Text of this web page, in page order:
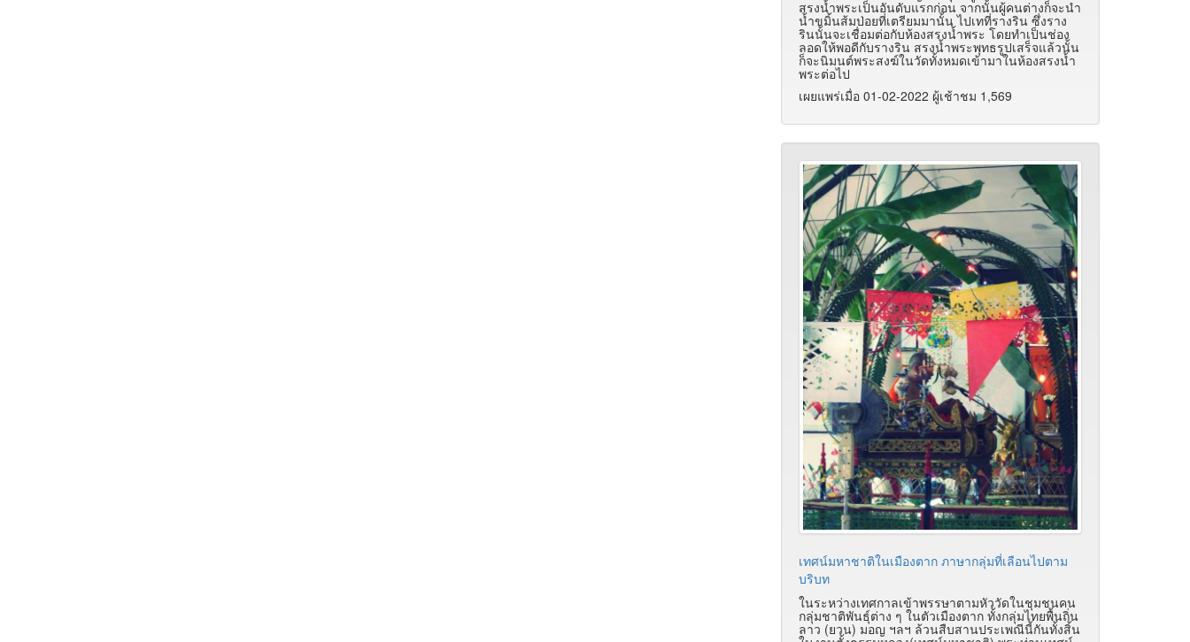
สรงน้ำพระเป็นอันดับแรกก่อน จากนั้นผู้คนต่างก็จะนำ
น้ำขมิ้นส้มป่อยที่เตรียมมานั้น ไปเทที่รางริน ซึ่งราง
รินนั้นจะเชื่อมต่อกับห้องสรงน้ำพระ โดยทำเป็นช่อง
ลอดให้พอดีกับรางริน สรงน้ำพระพุทธรูปเสร็จแล้วนั้น
ก็จะนิมนต์พระสงฆ์ในวัดทั้งหมดเข้ามาในห้องสรงน้ำ
พระต่อไป
เผยแพร่เมื่อ 01-02-2022 ผู้เช้าชม 1,569
เทศน์มหาชาติในเมืองตาก ภาษากลุ่มที่เลือนไปตาม
บริบท
ในระหว่างเทศกาลเข้าพรรษาตามหัววัดในชุมชนคน
กลุ่มชาติพันธุ์ต่าง ๆ ในตัวเมืองตาก ทั้งกลุ่มไทยพื้นถิ่น
ลาว (ยวน) มอญ ฯลฯ ล้วนสืบสานประเพณีนี้กันทั้งสิ้น